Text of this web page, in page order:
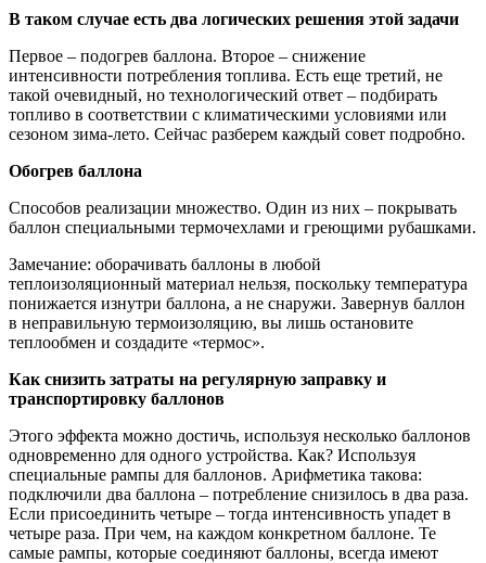
В таком случае есть два логических решения этой задачи
Первое – подогрев баллона. Второе – снижение
интенсивности потребления топлива. Есть еще третий, не
такой очевидный, но технологический ответ – подбирать
топливо в соответствии с климатическими условиями или
сезоном зима-лето. Сейчас разберем каждый совет подробно.
Обогрев баллона
Способов реализации множество. Один из них – покрывать
баллон специальными термочехлами и греющими рубашками.
Замечание: оборачивать баллоны в любой
теплоизоляционный материал нельзя, поскольку температура
понижается изнутри баллона, а не снаружи. Завернув баллон
в неправильную термоизоляцию, вы лишь остановите
теплообмен и создадите «термос».
Как снизить затраты на регулярную заправку и
транспортировку баллонов
Этого эффекта можно достичь, используя несколько баллонов
одновременно для одного устройства. Как? Используя
специальные рампы для баллонов. Арифметика такова:
подключили два баллона – потребление снизилось в два раза.
Если присоединить четыре – тогда интенсивность упадет в
четыре раза. При чем, на каждом конкретном баллоне. Те
самые рампы, которые соединяют баллоны, всегда имеют